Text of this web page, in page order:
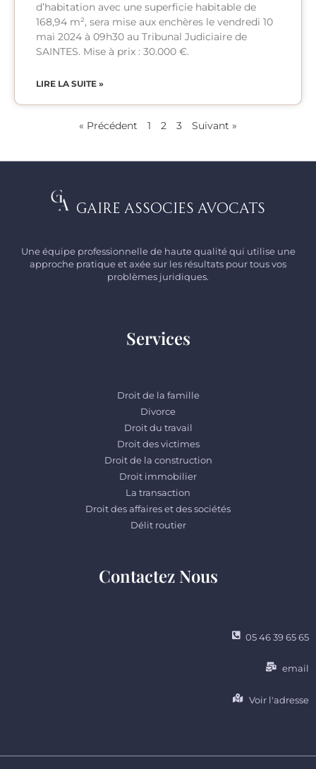
d’habitation avec une superficie habitable de
168,94 m², sera mise aux enchères le vendredi 10
mai 2024 à 09h30 au Tribunal Judiciaire de
SAINTES. Mise à prix : 30.000 €.
LIRE LA SUITE »
« Précédent 1 2 3 Suivant »
Gaire Associes Avocats
Une équipe professionnelle de haute qualité qui utilise une
approche pratique et axée sur les résultats pour tous vos
problèmes juridiques.
Services
Droit de la famille
Divorce
Droit du travail
Droit des victimes
Droit de la construction
Droit immobilier
La transaction
Droit des affaires et des sociétés
Délit routier
Contactez Nous
05 46 39 65 65
email
Voir l'adresse